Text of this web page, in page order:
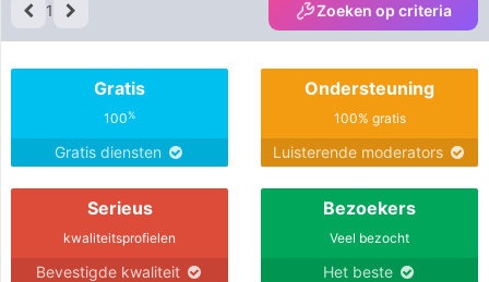
1 Zoeken op criteria
Gratis
100%
Gratis diensten
Ondersteuning
100% gratis
Luisterende moderators
Serieus
kwaliteitsprofielen
Bevestigde kwaliteit
Bezoekers
Veel bezocht
Het beste